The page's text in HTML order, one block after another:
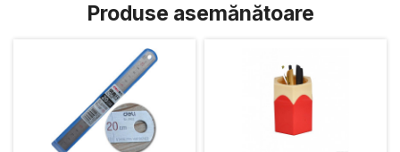
Produse asemănătoare